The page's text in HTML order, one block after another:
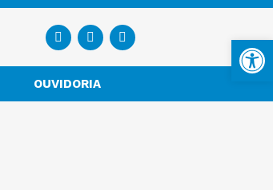
OUVIDORIA